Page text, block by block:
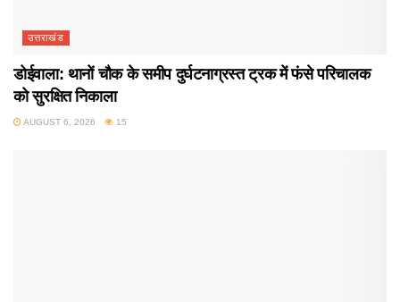
उत्तराखंड
डोईवाला: थानों चौक के समीप दुर्घटनाग्रस्त ट्रक में फंसे परिचालक
को सुरक्षित निकाला
AUGUST 6, 2026 15